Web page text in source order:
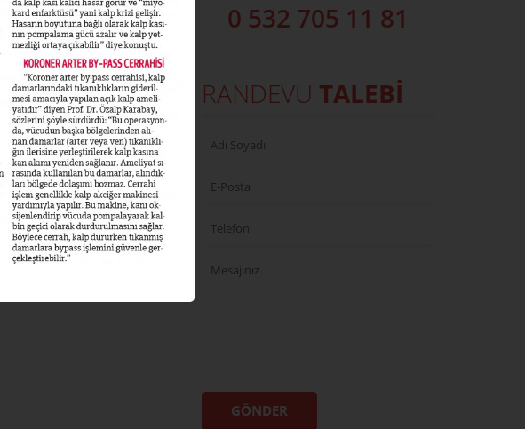
0 532 705 11 81
RANDEVU TALEBİ